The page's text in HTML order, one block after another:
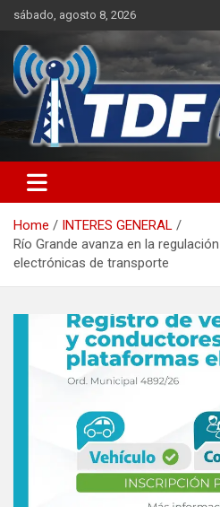
Skip
content
sábado, agosto 8, 2026
Home
INTERES GENERAL
Río Grande avanza en la
electrónicas de transporte